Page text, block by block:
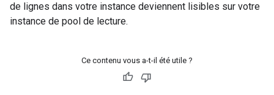
de lignes dans votre instance deviennent lisibles sur votre
instance de pool de lecture.
Ce contenu vous a-t-il été utile ?